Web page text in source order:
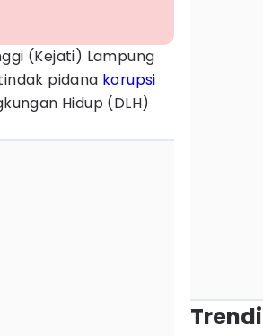
(Kejati) Lampung
pidana korupsi
Hidup (DLH)